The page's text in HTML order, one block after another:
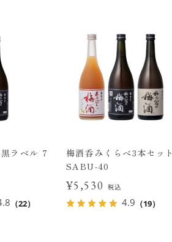
ラベル 7
（22）
梅酒呑みくらべ3本セット
SABU-40
¥5,530 税込
4.9 （19）